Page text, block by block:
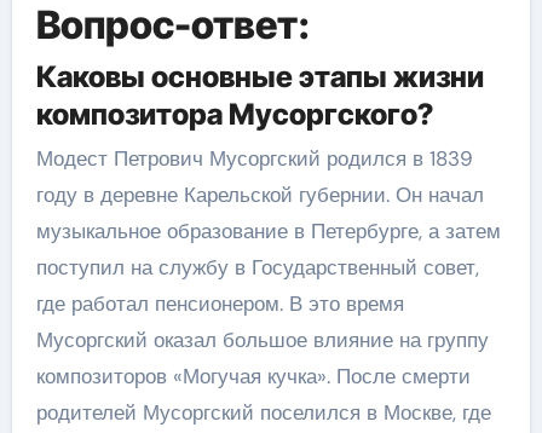
Вопрос-ответ:
Каковы основные этапы жизни
композитора Мусоргского?
Модест Петрович Мусоргский родился в 1839
году в деревне Карельской губернии. Он начал
музыкальное образование в Петербурге, а затем
поступил на службу в Государственный совет,
где работал пенсионером. В это время
Мусоргский оказал большое влияние на группу
композиторов «Могучая кучка». После смерти
родителей Мусоргский поселился в Москве, где